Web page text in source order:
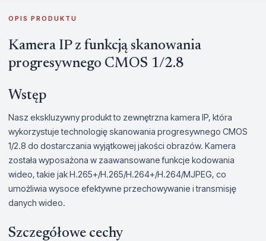
OPIS PRODUKTU
Kamera IP z funkcją skanowania
progresywnego CMOS 1/2.8
Wstęp
Nasz ekskluzywny produkt to zewnętrzna kamera IP, która
wykorzystuje technologię skanowania progresywnego CMOS
1/2.8 do dostarczania wyjątkowej jakości obrazów. Kamera
została wyposażona w zaawansowane funkcje kodowania
wideo, takie jak H.265+/H.265/H.264+/H.264/MJPEG, co
umożliwia wysoce efektywne przechowywanie i transmisję
danych wideo.
Szczegółowe cechy